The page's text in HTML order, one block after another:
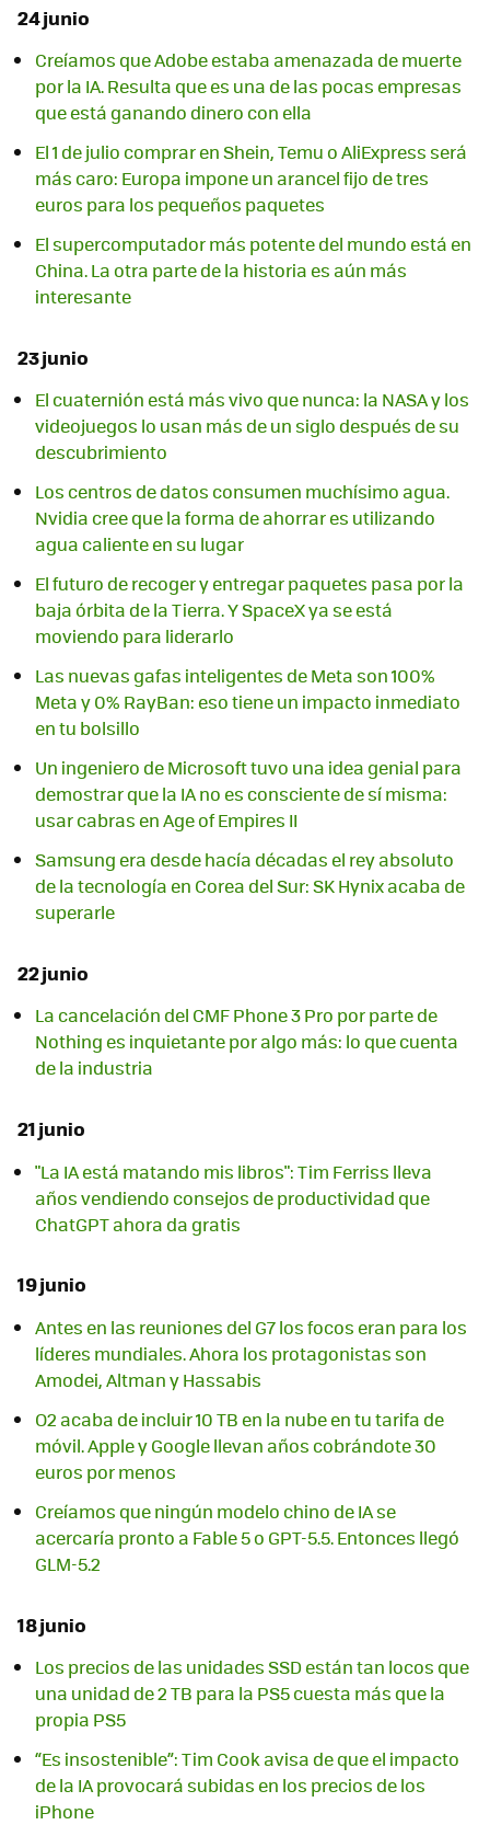
24 junio
Creíamos que Adobe estaba amenazada de muerte
por la IA. Resulta que es una de las pocas empresas
que está ganando dinero con ella
El 1 de julio comprar en Shein, Temu o AliExpress será
más caro: Europa impone un arancel fijo de tres
euros para los pequeños paquetes
El supercomputador más potente del mundo está en
China. La otra parte de la historia es aún más
interesante
23 junio
El cuaternión está más vivo que nunca: la NASA y los
videojuegos lo usan más de un siglo después de su
descubrimiento
Los centros de datos consumen muchísimo agua.
Nvidia cree que la forma de ahorrar es utilizando
agua caliente en su lugar
El futuro de recoger y entregar paquetes pasa por la
baja órbita de la Tierra. Y SpaceX ya se está
moviendo para liderarlo
Las nuevas gafas inteligentes de Meta son 100%
Meta y 0% RayBan: eso tiene un impacto inmediato
en tu bolsillo
Un ingeniero de Microsoft tuvo una idea genial para
demostrar que la IA no es consciente de sí misma:
usar cabras en Age of Empires II
Samsung era desde hacía décadas el rey absoluto
de la tecnología en Corea del Sur: SK Hynix acaba de
superarle
22 junio
La cancelación del CMF Phone 3 Pro por parte de
Nothing es inquietante por algo más: lo que cuenta
de la industria
21 junio
"La IA está matando mis libros": Tim Ferriss lleva
años vendiendo consejos de productividad que
ChatGPT ahora da gratis
19 junio
Antes en las reuniones del G7 los focos eran para los
líderes mundiales. Ahora los protagonistas son
Amodei, Altman y Hassabis
O2 acaba de incluir 10 TB en la nube en tu tarifa de
móvil. Apple y Google llevan años cobrándote 30
euros por menos
Creíamos que ningún modelo chino de IA se
acercaría pronto a Fable 5 o GPT-5.5. Entonces llegó
GLM-5.2
18 junio
Los precios de las unidades SSD están tan locos que
una unidad de 2 TB para la PS5 cuesta más que la
propia PS5
“Es insostenible”: Tim Cook avisa de que el impacto
de la IA provocará subidas en los precios de los
iPhone